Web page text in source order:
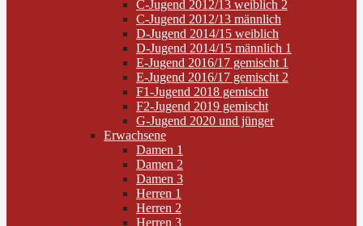
C-Jugend 2012/13 weiblich 2
C-Jugend 2012/13 männlich
D-Jugend 2014/15 weiblich
D-Jugend 2014/15 männlich 1
E-Jugend 2016/17 gemischt 1
E-Jugend 2016/17 gemischt 2
F1-Jugend 2018 gemischt
F2-Jugend 2019 gemischt
G-Jugend 2020 und jünger
Erwachsene
Damen 1
Damen 2
Damen 3
Herren 1
Herren 2
Herren 3